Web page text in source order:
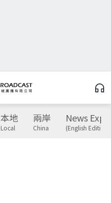
本地
Local
兩岸
China
News
(English Edition)